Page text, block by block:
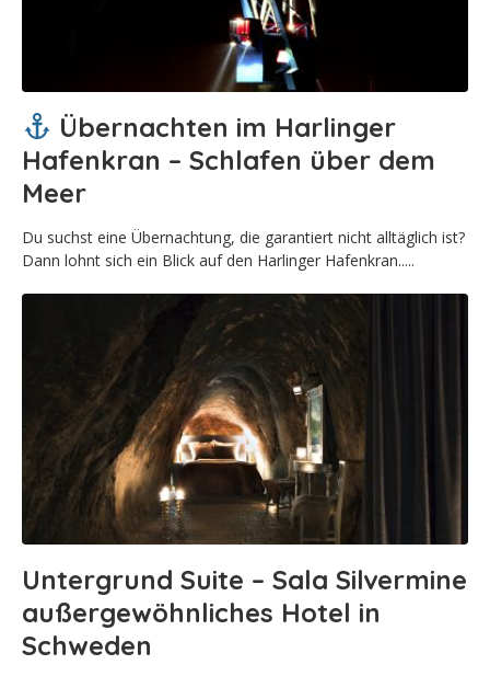
Übernachten im Harlinger
Hafenkran – Schlafen über dem
Meer
Du suchst eine Übernachtung, die garantiert nicht alltäglich ist?
Dann lohnt sich ein Blick auf den Harlinger Hafenkran.....
Untergrund Suite – Sala Silvermine
außergewöhnliches Hotel in
Schweden